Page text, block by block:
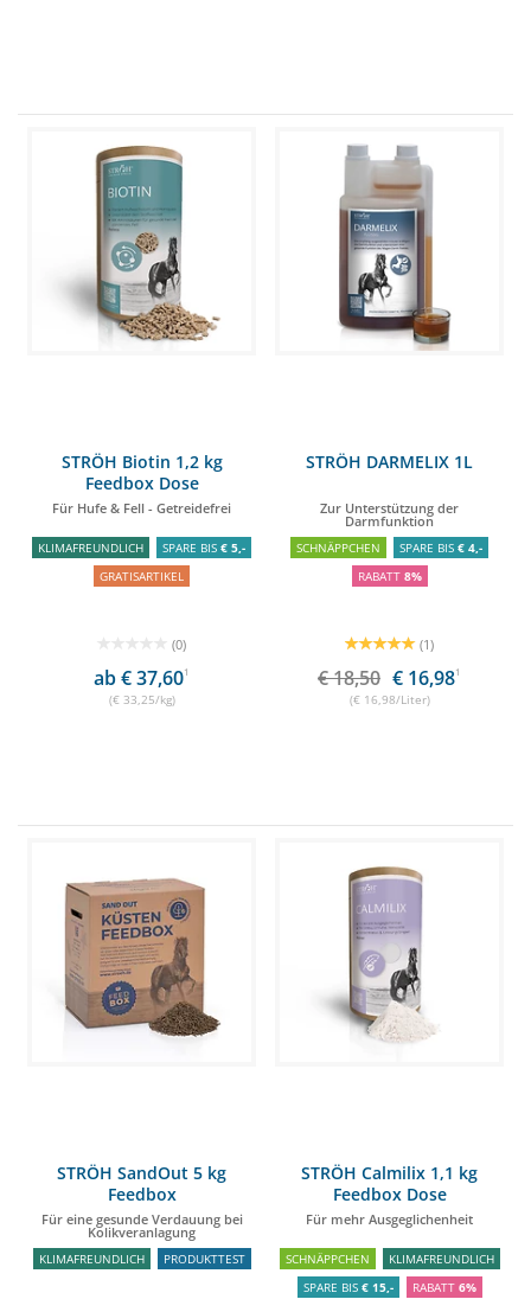
STRÖH Biotin 1,2 kg
Feedbox Dose
Für Hufe & Fell - Getreidefrei
KLIMAFREUNDLICH SPARE BIS € 5,-
GRATISARTIKEL
(0)
ab € 37,601
(€ 33,25/kg)
STRÖH DARMELIX 1L
Zur Unterstützung der
Darmfunktion
SCHNÄPPCHEN SPARE BIS € 4,-
RABATT 8%
(1)
€ 18,50 € 16,981
(€ 16,98/Liter)
STRÖH SandOut 5 kg
Feedbox
Für eine gesunde Verdauung bei
Kolikveranlagung
KLIMAFREUNDLICH PRODUKTTEST
STRÖH Calmilix 1,1 kg
Feedbox Dose
Für mehr Ausgeglichenheit
SCHNÄPPCHEN
KLIMAFREUNDLICH
SPARE BIS € 15,- RABATT 6%